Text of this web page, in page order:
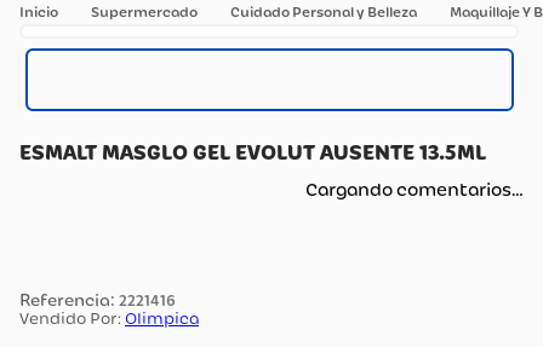
Supermercado Cuidado Personal y Belleza Maquillaje Y
ESMALT MASGLO GEL EVOLUT AUSENTE 13.5ML
Cargando comentarios…
: 2221416
Vendido Por: Olimpica